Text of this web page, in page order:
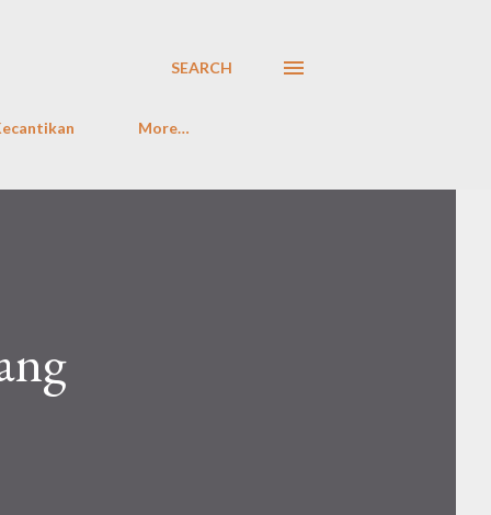
SEARCH
More…